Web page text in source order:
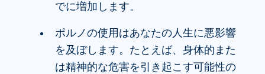
でに増加します。
ポルノの使用はあなたの人生に悪影響
を及ぼします。たとえば、身体的また
は精神的な危害を引き起こす可能性の